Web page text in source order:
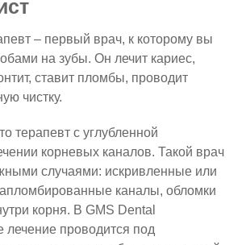
– первый врач, к которому вы
на зубы. Он лечит кариес,
ставит пломбы, проводит
чистку.
терапевт с углубленной
корневых каналов. Такой врач
случаями: искривленные или
каналы, обломки
корня. В GMS Dental
лечение проводится под